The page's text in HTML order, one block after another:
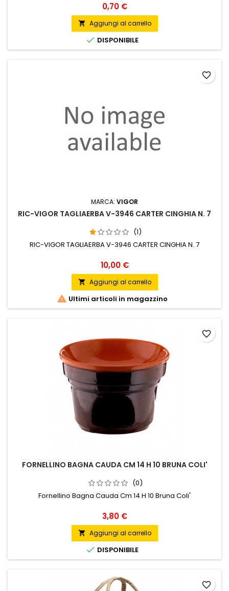
Prezzo
0,70 €
 Aggiungi al carrello
 DISPONIBILE
MARCA: VIGOR
RIC-VIGOR TAGLIAERBA V-3946 CARTER CINGHIA N. 7
(1)
RIC-VIGOR TAGLIAERBA V-3946 CARTER CINGHIA N. 7
Prezzo
10,00 €
 Aggiungi al carrello
 Ultimi articoli in magazzino
favorite_border
FORNELLINO BAGNA CAUDA CM 14 H 10 BRUNA COLI'
(0)
Fornellino Bagna Cauda Cm 14 H 10 Bruna Coli'
Prezzo
3,80 €
 Aggiungi al carrello
 DISPONIBILE
favorite_border
favorite_border